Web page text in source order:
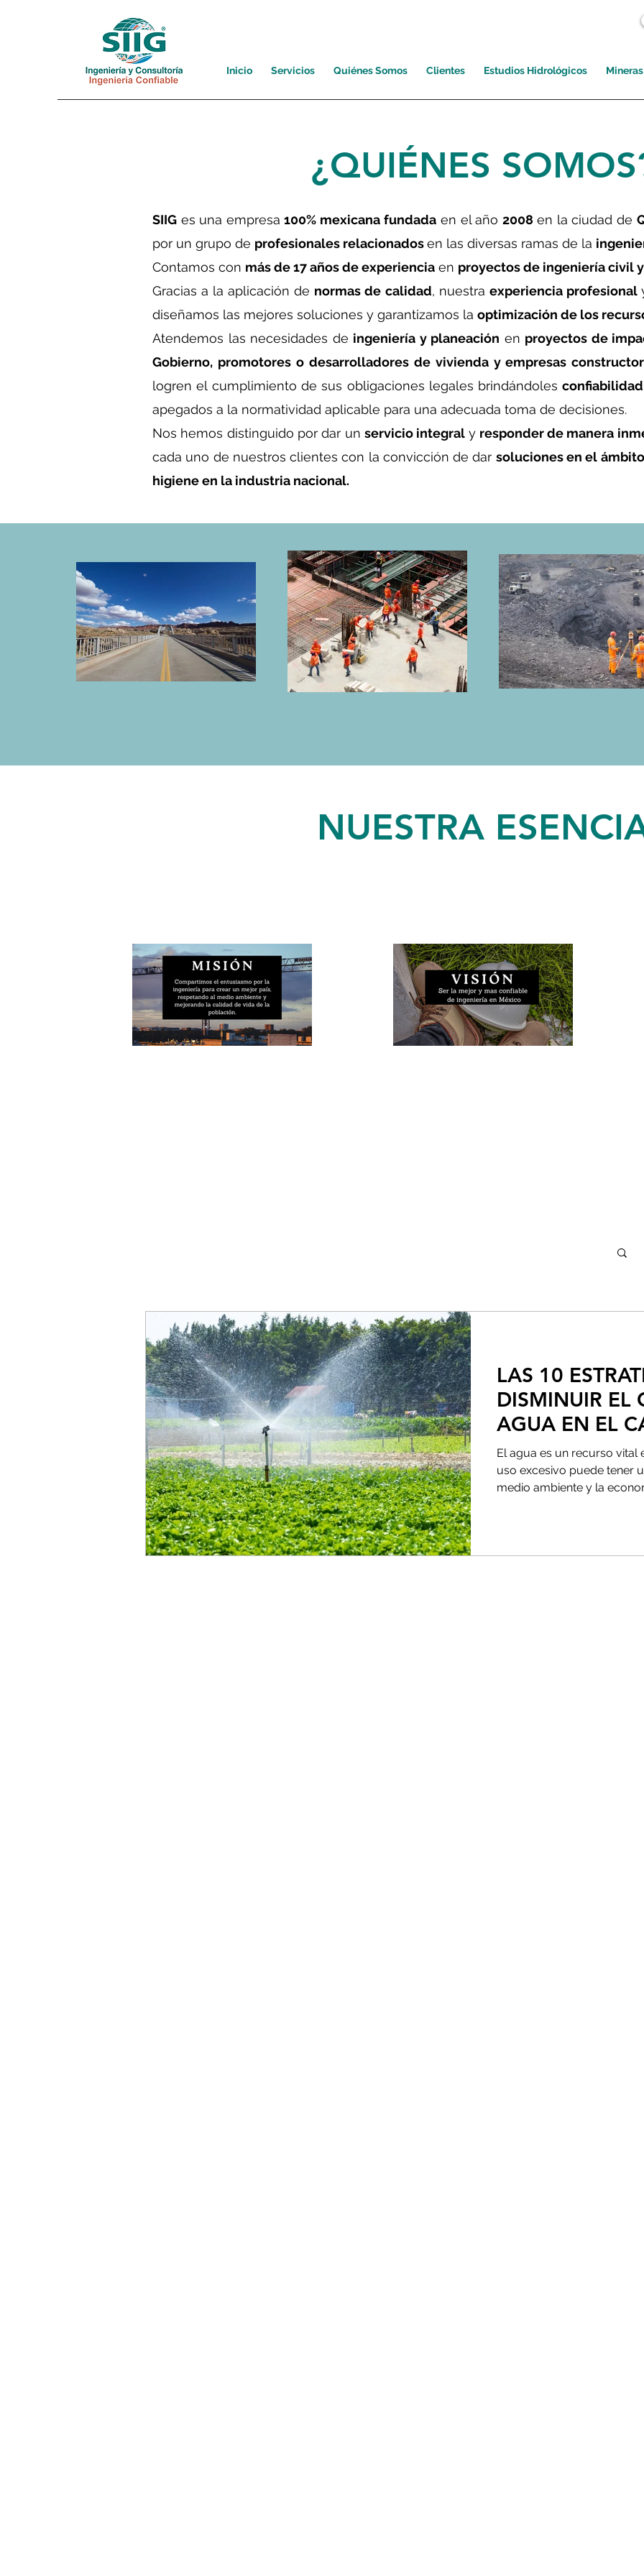
Inicio Servicios Quiénes Somos Clientes Estudios Hidrológicos Mineras
¿QUIÉNES
SIIG es una empresa 100% mexicana fundada en el año2008 en la ciudad de
por un grupo de profesionales relacionadosen las diversas ramas de la
Contamos con más de 17 años de experiencia en proyectos de ingeniería civil
Gracias a la aplicación de normas de calidad, nuestra experiencia profesional
diseñamos las mejores soluciones y garantizamos la optimización de los
Atendemos las necesidades de ingeniería y planeación en proyectos de
Gobierno, promotores o desarrolladores de vivienda y empresas
logren el cumplimiento de sus obligaciones legales brindándoles
apegados a la normatividad aplicable para una adecuada toma de decisiones.
Nos hemos distinguido por dar un servicio integral y responder de manera
cada uno de nuestros clientes con la convicción de dar soluciones en el
higiene en la industria nacional.
NUESTRA
LAS 10
DISMINUIR EL
AGUA EN EL
El agua es un recurso vital
uso excesivo puede tener
medio ambiente y la